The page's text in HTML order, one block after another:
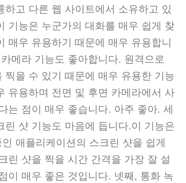
하고 다른 웹 사이트에서 소유하고 있
기능은 누군가의 대화를 매우 쉽게 찾
매우 유용하기 때문에 매우 유용합니
메라 기능도 좋아합니다. 원격으로
찍을 수 있기 때문에 매우 유용한 기능
유용하며 전면 및 후면 카메라에서 사
는 점이 매우 좋습니다. 아주 좋아. 세
린 샷 기능도 마음에 듭니다.이 기능은
애플리케이션의 스크린 샷을 쉽게
린 샷을 찍을 시간 간격을 가장 잘 설
이 매우 좋은 것입니다. 넷째, 통화 녹